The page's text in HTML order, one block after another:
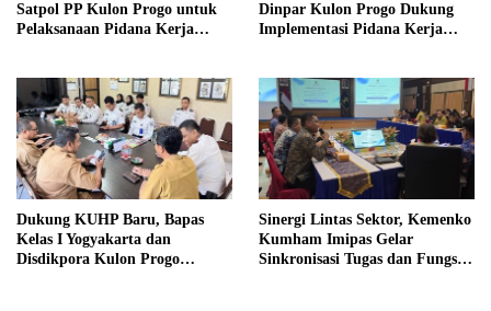
Satpol PP Kulon Progo untuk
Pelaksanaan Pidana Kerja
Dinpar Kulon Progo Dukung
Implementasi Pidana Kerja
Dukung KUHP Baru, Bapas
Kelas I Yogyakarta dan
Disdikpora Kulon Progo
Sinergi Lintas Sektor, Kemenko
Kumham Imipas Gelar
Sinkronisasi Tugas dan Fungsi